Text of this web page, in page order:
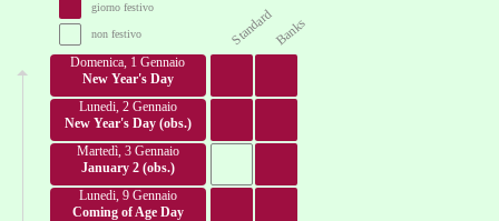
giorno festivo
non festivo StandardBanks
Domenica, 1 Gennaio
New Year's Day
Lunedi, 2 Gennaio
New Year's Day (obs.)
Martedì, 3 Gennaio
January 2 (obs.)
Lunedi, 9 Gennaio
Coming of Age Day